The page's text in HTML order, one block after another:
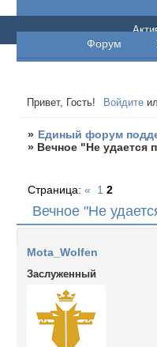
Форум
Привет, Гость! Войдите
» Единый форум
» Вечное "Не удается
Вечное "Не
Страница:« 1 2
Mota_Wolfen
Заслуженный